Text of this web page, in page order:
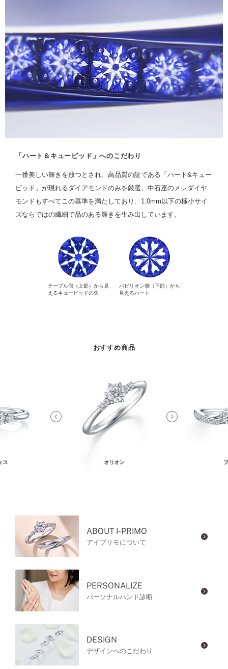
「ハート＆キューピッド」へのこだわり
一番美しい輝きを放つとされ、高品質の証である「ハート&キュー
ピッド」が現れるダイアモンドのみを厳選、中石座のメレダイヤ
モンドもすべてこの基準を満たしており、1.0mm以下の極小サイ
ズならではの繊細で品のある輝きを生み出しています。
テーブル側（上部）から見
えるキューピッドの矢
パビリオン側（下部）から
見えるハート
おすすめ商品
ス オリオン
ABOUT I-PRIMO
アイプリモについて
PERSONALIZE
パーソナルハンド診断
DESIGN
デザインへのこだわり